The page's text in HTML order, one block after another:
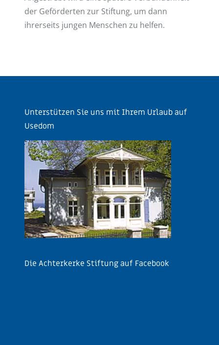
der Geförderten zur Stiftung, um dann
ihrerseits jungen Menschen zu helfen.
Unterstützen Sie uns mit Ihrem Urlaub auf
Usedom
Die Achterkerke Stiftung auf Facebook